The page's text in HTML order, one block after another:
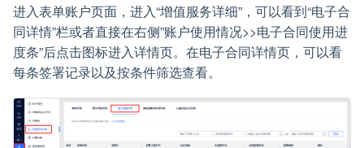
进入表单账户页面，进入“增值服务详细”，可以看到“电子合
同详情”栏或者直接在右侧”账户使用情况>>电子合同使用进
度条”后点击图标进入详情页。在电子合同详情页，可以看
每条签署记录以及按条件筛选查看。